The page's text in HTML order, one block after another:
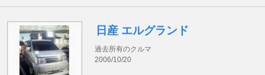
日産 エルグランド
過去所有のクルマ
2006/10/20